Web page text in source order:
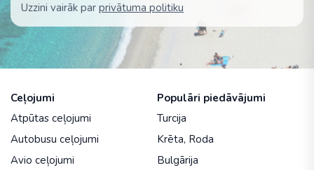
Uzzini vairāk par privātuma politiku
Ceļojumi
Atpūtas ceļojumi
Autobusu ceļojumi
Avio ceļojumi
Populāri piedāvājumi
Turcija
Krēta, Roda
Bulgārija